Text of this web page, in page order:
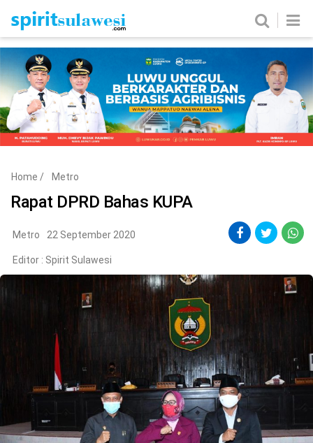
Home News
Metro Nasional
Politik Hukum & Kriminal
Copyright
2026
Spirit
Sulawesi
Home / Metro
Rapat DPRD Bahas KUPA
Metro 22 September 2020
Editor : Spirit Sulawesi